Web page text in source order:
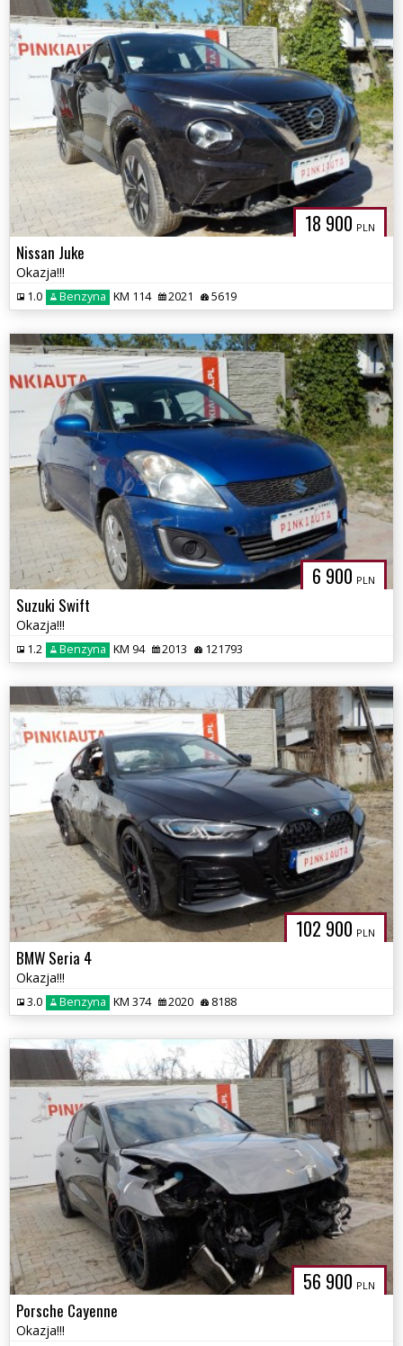
18 900 PLN
Nissan Juke
Okazja!!!
1.0 Benzyna KM 114 2021 5619
6 900 PLN
Suzuki Swift
Okazja!!!
1.2 Benzyna KM 94 2013 121793
102 900 PLN
BMW Seria 4
Okazja!!!
3.0 Benzyna KM 374 2020 8188
56 900 PLN
Porsche Cayenne
Okazja!!!